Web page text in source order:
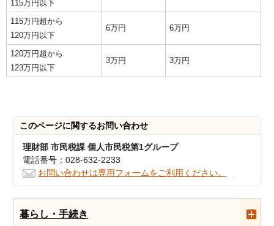
115万円以下
115万円超から
120万円以下
6万円 6万円
120万円超から
123万円以下
3万円 3万円
このページに関するお問い合わせ
理財部 市民税課 個人市民税第1グループ
電話番号：028-632-2233
お問い合わせは専用フォームをご利用ください。
暮らし・手続き